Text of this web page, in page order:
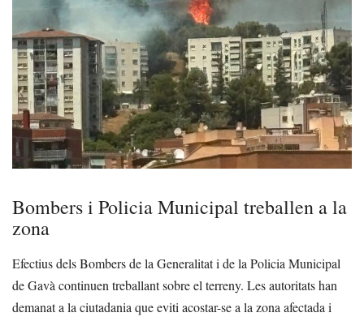
Bombers i Policia Municipal treballen a la
zona
Efectius dels Bombers de la Generalitat i de la Policia Municipal
de Gavà continuen treballant sobre el terreny. Les autoritats han
demanat a la ciutadania que eviti acostar-se a la zona afectada i